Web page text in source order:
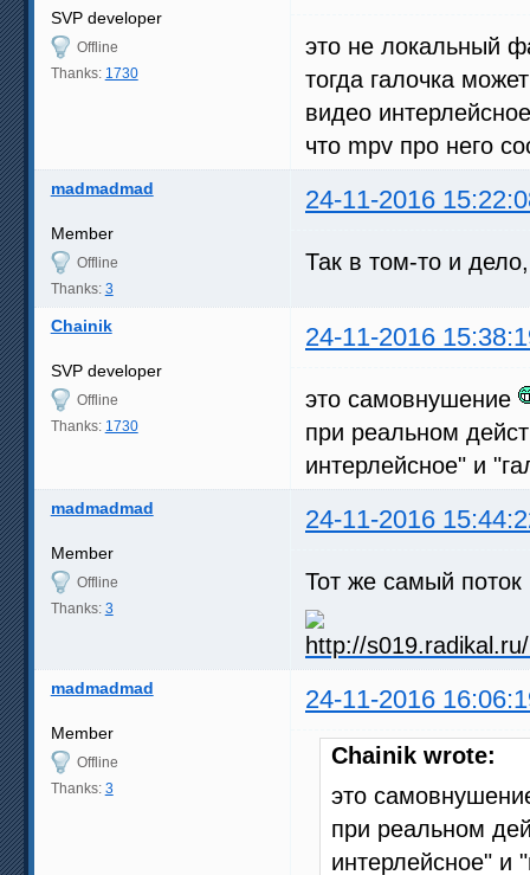
SVP developer
Offline
Thanks: 1730
это не локальный
тогда галочка
видео интерлейсное
что mpv про него
madmadmad 24-11-2016
Member
Offline
Thanks: 3
Так в том-то и
Chainik 24-11-2016
SVP developer
Offline
Thanks: 1730
это самовнушение
при реальном
интерлейсное" и
madmadmad 24-11-2016
Member
Offline
Thanks: 3
Тот же самый поток
madmadmad 24-11-2016
Member
Offline
Thanks: 3
Chainik wrote:
это
при реальном
интерлейсное" и